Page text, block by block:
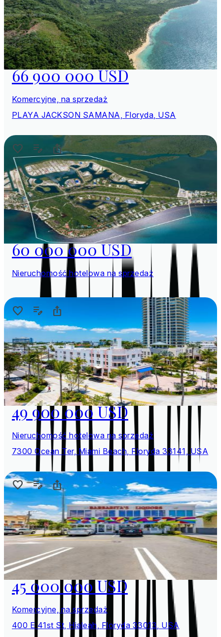
66 900 000 USD
Komercyjne, na sprzedaż
PLAYA JACKSON SAMANA, Floryda, USA
60 000 000 USD
Nieruchomość hotelowa na sprzedaż
49 900 000 USD
Nieruchomość hotelowa na sprzedaż
7300 Ocean Ter, Miami Beach, Floryda 33141, USA
45 000 000 USD
Komercyjne, na sprzedaż
400 E 41st St, Hialeah, Floryda 33013, USA